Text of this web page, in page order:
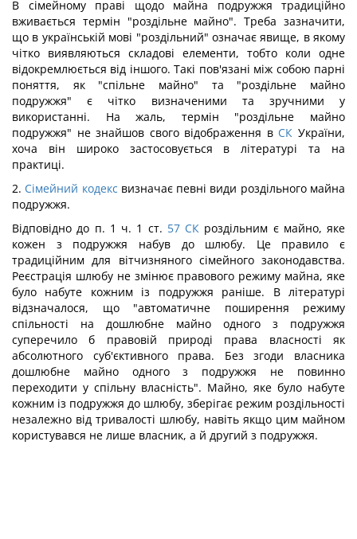
В сімейному праві щодо майна подружжя традиційно
вживається термін "роздільне майно". Треба зазначити,
що в українській мові "роздільний" означає явище, в якому
чітко виявляються складові елементи, тобто коли одне
відокремлюється від іншого. Такі пов'язані між собою парні
поняття, як "спільне майно" та "роздільне майно
подружжя" є чітко визначеними та зручними у
використанні. На жаль, термін "роздільне майно
подружжя" не знайшов свого відображення в СК України,
хоча він широко застосовується в літературі та на
практиці.
2. Сімейний кодекс визначає певні види роздільного майна
подружжя.
Відповідно до п. 1 ч. 1 ст. 57 СК роздільним є майно, яке
кожен з подружжя набув до шлюбу. Це правило є
традиційним для вітчизняного сімейного законодавства.
Реєстрація шлюбу не змінює правового режиму майна, яке
було набуте кожним із подружжя раніше. В літературі
відзначалося, що "автоматичне поширення режиму
спільності на дошлюбне майно одного з подружжя
суперечило б правовій природі права власності як
абсолютного суб'єктивного права. Без згоди власника
дошлюбне майно одного з подружжя не повинно
переходити у спільну власність". Майно, яке було набуте
кожним із подружжя до шлюбу, зберігає режим роздільності
незалежно від тривалості шлюбу, навіть якщо цим майном
користувався не лише власник, а й другий з подружжя.